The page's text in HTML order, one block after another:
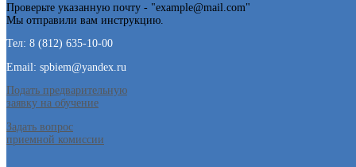
Проверьте указанную почту - "example@mail.com"
Мы отправили вам инструкцию.
Тел: 8 (812) 635-10-00
Email: spbiem@yandex.ru
Подать предварительную
заявку на обучение
Задать вопрос
приемной комиссии